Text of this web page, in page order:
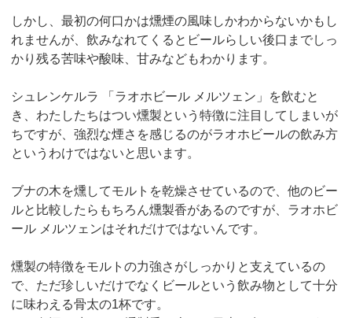
しかし、最初の何口かは燻煙の風味しかわからないかもし
れませんが、飲みなれてくるとビールらしい後口までしっ
かり残る苦味や酸味、甘みなどもわかります。
シュレンケルラ 「ラオホビール メルツェン」を飲むと
き、わたしたちはつい燻製という特徴に注目してしまいが
ちですが、強烈な煙さを感じるのがラオホビールの飲み方
というわけではないと思います。
ブナの木を燻してモルトを乾燥させているので、他のビー
ルと比較したらもちろん燻製香があるのですが、ラオホビ
ール メルツェンはそれだけではないんです。
燻製の特徴をモルトの力強さがしっかりと支えているの
で、ただ珍しいだけでなくビールという飲み物として十分
に味わえる骨太の1杯です。